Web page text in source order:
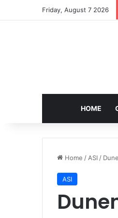
Friday, August 7 2026
HOME
Home / ASI /
ASI